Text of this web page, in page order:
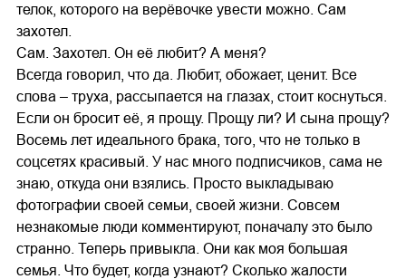
телок, которого на верёвочке увести можно. Сам
захотел.
Сам. Захотел. Он её любит? А меня?
Всегда говорил, что да. Любит, обожает, ценит. Все
слова – труха, рассыпается на глазах, стоит коснуться.
Если он бросит её, я прощу. Прощу ли? И сына прощу?
Восемь лет идеального брака, того, что не только в
соцсетях красивый. У нас много подписчиков, сама не
знаю, откуда они взялись. Просто выкладываю
фотографии своей семьи, своей жизни. Совсем
незнакомые люди комментируют, поначалу это было
странно. Теперь привыкла. Они как моя большая
семья. Что будет, когда узнают? Сколько жалости